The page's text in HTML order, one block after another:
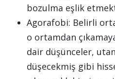
bozulma eşlik
Agorafobi: Belirli
o ortamdan
dair düşünceler,
düşecekmiş gibi